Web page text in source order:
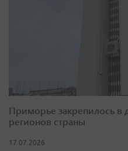
Приморье закрепилось в
регионов страны
17.07.2026